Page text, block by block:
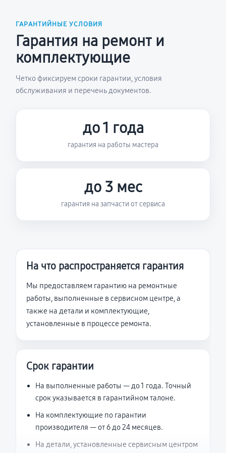
ГАРАНТИЙНЫЕ УСЛОВИЯ
Гарантия на ремонт и
комплектующие
Четко фиксируем сроки гарантии, условия
обслуживания и перечень документов.
до 1 года
гарантия на работы мастера
до 3 мес
гарантия на запчасти от сервиса
На что распространяется гарантия
Мы предоставляем гарантию на ремонтные
работы, выполненные в сервисном центре, а
также на детали и комплектующие,
установленные в процессе ремонта.
Срок гарантии
На выполненные работы — до 1 года. Точный
срок указывается в гарантийном талоне.
На комплектующие по гарантии
производителя — от 6 до 24 месяцев.
На детали, установленные сервисным центром